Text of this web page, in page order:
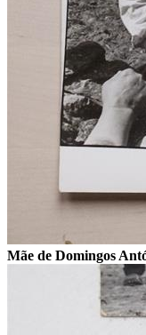
Mãe de Domingos